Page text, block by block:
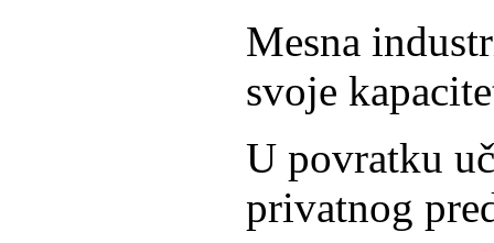
Mesna
svoje
U povratku
privatnog